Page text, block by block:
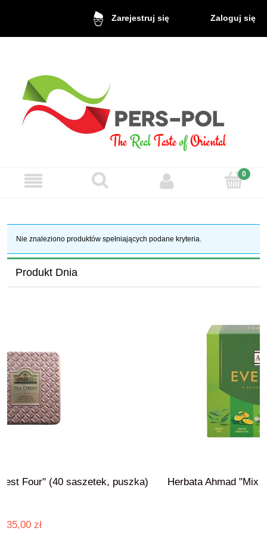
Zarejestruj się Zaloguj się
Nie znaleziono produktów spełniających podane kryteria.
Produkt Dnia
puszka) Herbata Ahmad "Mix Evergreen" (6x10